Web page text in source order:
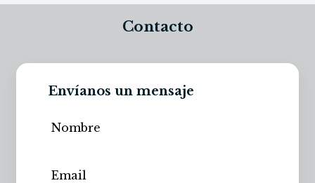
Contacto
Envíanos un mensaje